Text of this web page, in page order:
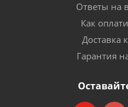
Ответы на
Как
Доставка
Гарантия